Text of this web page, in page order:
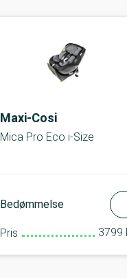
Maxi-Cosi
Mica Pro Eco i-Size
Bedømmelse
Pris 3799